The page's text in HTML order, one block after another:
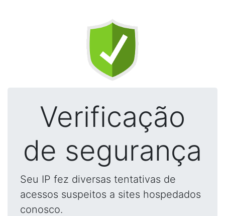
Verificação
de segurança
Seu IP fez diversas tentativas de
acessos suspeitos a sites hospedados
conosco.